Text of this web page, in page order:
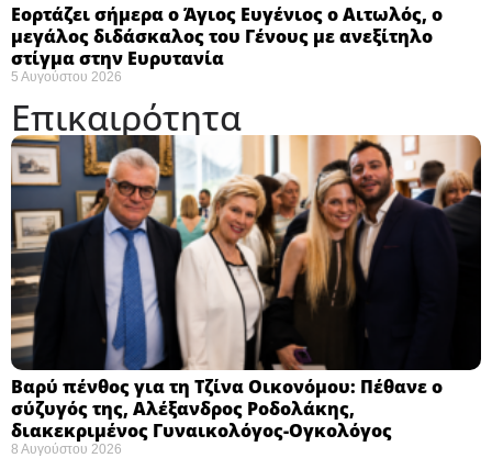
Εορτάζει σήμερα ο Άγιος Ευγένιος ο Αιτωλός, ο
μεγάλος διδάσκαλος του Γένους με ανεξίτηλο
στίγμα στην Ευρυτανία
5 Αυγούστου 2026
Επικαιρότητα
Βαρύ πένθος για τη Τζίνα Οικονόμου: Πέθανε ο
σύζυγός της, Αλέξανδρος Ροδολάκης,
διακεκριμένος Γυναικολόγος-Ογκολόγος
8 Αυγούστου 2026